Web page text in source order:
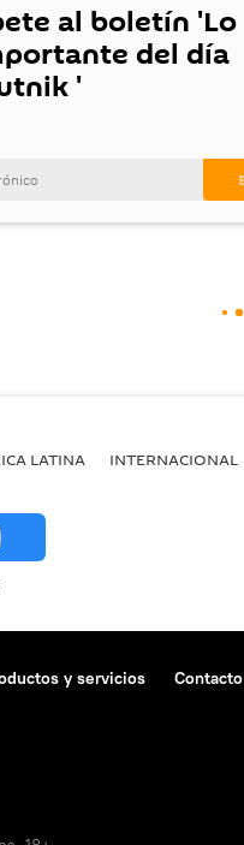
al boletín 'Lo
del día
'
LATINA INTERNACIONAL
y servicios Contacto